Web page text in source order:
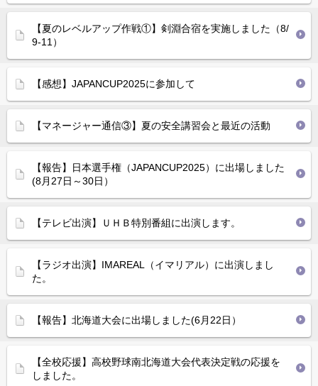
【夏のレベルアップ作戦①】剣淵合宿を実施しました（8/
9-11）
【感想】JAPANCUP2025に参加して
【マネージャー通信③】夏の安全講習会と最近の活動
【報告】日本選手権（JAPANCUP2025）に出場しました
(8月27日～30日）
【テレビ出演】ＵＨＢ特別番組に出演します。
【ラジオ出演】IMAREAL（イマリアル）に出演しまし
た。
【報告】北海道大会に出場しました(6月22日）
【全校応援】高校野球南北海道大会代表決定戦の応援を
しました。